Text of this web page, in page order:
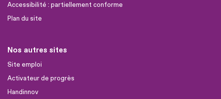
Accessibilité : partiellement conforme
Plan du site
Nos autres sites
Site emploi
Activateur de progrès
Handinnov